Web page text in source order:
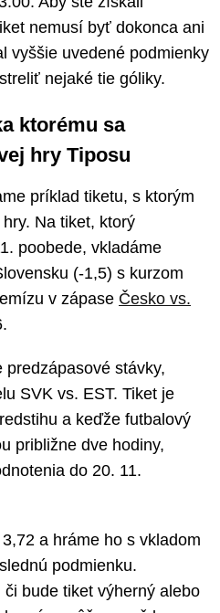
nemusí byť dokonca ani
vyššie uvedené podmienky
nejaké tie góliky.
ktorému sa
hry Tiposu
príklad tiketu, s ktorým
Na tiket, ktorý
poobede, vkladáme
(-1,5) s kurzom
v zápase Česko vs.
predzápasové stávky,
SVK vs. EST. Tiket je
a keďže futbalový
približne dve hodiny,
do 20. 11.
a hráme ho s vkladom
podmienku.
bude tiket výherný alebo